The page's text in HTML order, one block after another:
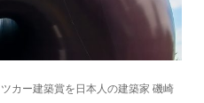
カー建築賞を日本人の建築家 磯崎